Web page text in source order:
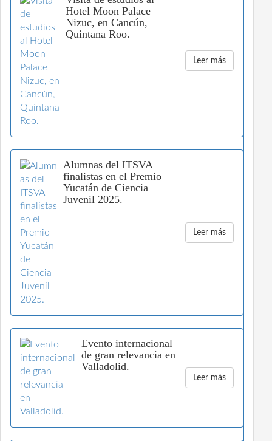
Hotel Moon Palace
Nizuc, en Cancún,
Quintana Roo.
Leer más
Alumnas del ITSVA
finalistas en el Premio
Yucatán de Ciencia
Juvenil 2025.
Leer más
Evento internacional
de gran relevancia en
Valladolid.
Leer más